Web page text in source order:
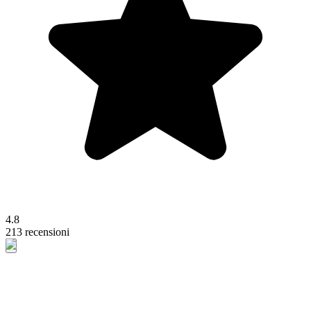
4.8
213 recensioni